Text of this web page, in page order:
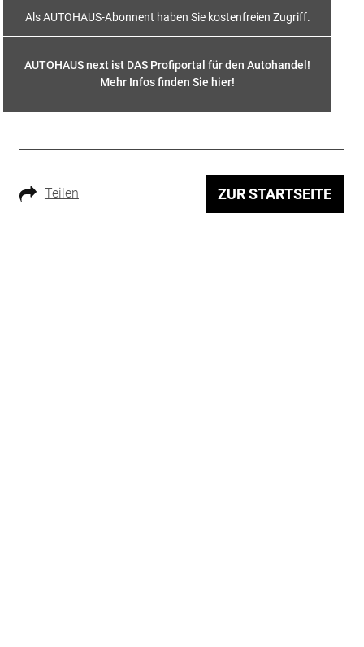
Als AUTOHAUS-Abonnent haben Sie kostenfreien Zugriff.
AUTOHAUS next ist DAS Profiportal für den Autohandel!
Mehr Infos finden Sie hier!
Teilen ZUR STARTSEITE